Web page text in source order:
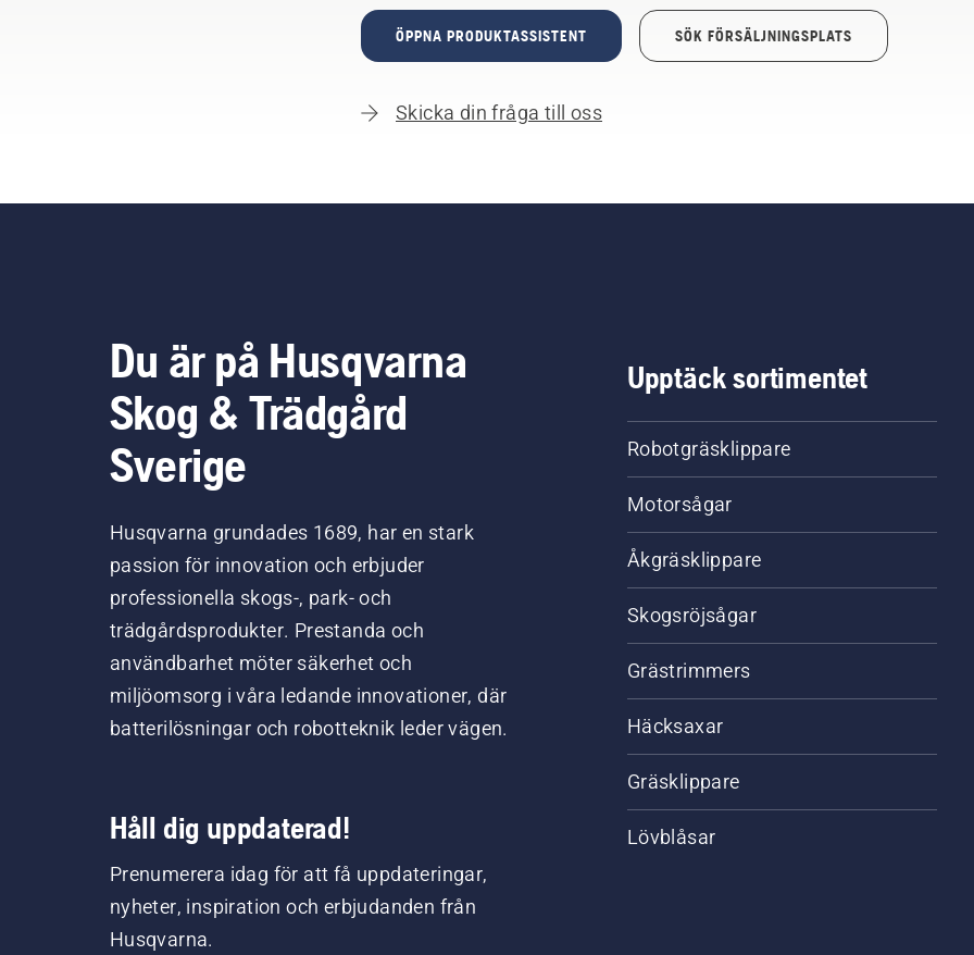
ÖPPNA PRODUKTASSISTENT SÖK FÖRSÄLJNINGSPLATS
Skicka din fråga till oss
Du är på Husqvarna
Skog & Trädgård
Sverige
Husqvarna grundades 1689, har en stark
passion för innovation och erbjuder
professionella skogs-, park- och
trädgårdsprodukter. Prestanda och
användbarhet möter säkerhet och
miljöomsorg i våra ledande innovationer, där
batterilösningar och robotteknik leder vägen.
Håll dig uppdaterad!
Prenumerera idag för att få uppdateringar,
nyheter, inspiration och erbjudanden från
Husqvarna.
Upptäck sortimentet
Robotgräsklippare
Motorsågar
Åkgräsklippare
Skogsröjsågar
Grästrimmers
Häcksaxar
Gräsklippare
Lövblåsar